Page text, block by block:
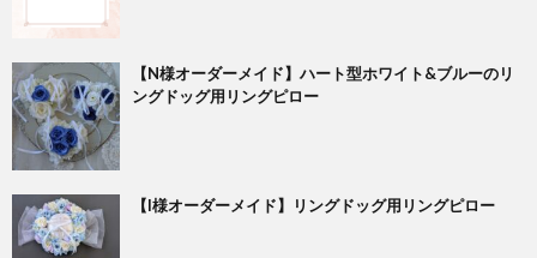
【N様オーダーメイド】ハート型ホワイト&ブルーのリ
ングドッグ用リングピロー
【I様オーダーメイド】リングドッグ用リングピロー